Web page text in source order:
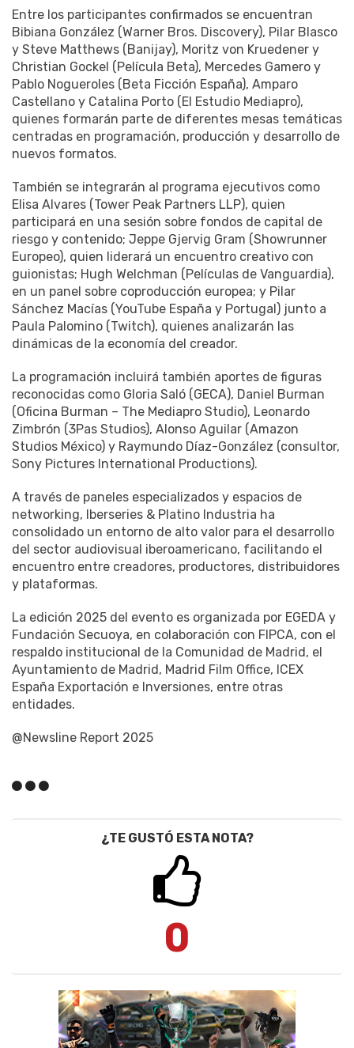
Entre los participantes confirmados se encuentran
Bibiana González (Warner Bros. Discovery), Pilar Blasco
y Steve Matthews (Banijay), Moritz von Kruedener y
Christian Gockel (Película Beta), Mercedes Gamero y
Pablo Nogueroles (Beta Ficción España), Amparo
Castellano y Catalina Porto (El Estudio Mediapro),
quienes formarán parte de diferentes mesas temáticas
centradas en programación, producción y desarrollo de
nuevos formatos.
También se integrarán al programa ejecutivos como
Elisa Alvares (Tower Peak Partners LLP), quien
participará en una sesión sobre fondos de capital de
riesgo y contenido; Jeppe Gjervig Gram (Showrunner
Europeo), quien liderará un encuentro creativo con
guionistas; Hugh Welchman (Películas de Vanguardia),
en un panel sobre coproducción europea; y Pilar
Sánchez Macías (YouTube España y Portugal) junto a
Paula Palomino (Twitch), quienes analizarán las
dinámicas de la economía del creador.
La programación incluirá también aportes de figuras
reconocidas como Gloria Saló (GECA), Daniel Burman
(Oficina Burman – The Mediapro Studio), Leonardo
Zimbrón (3Pas Studios), Alonso Aguilar (Amazon
Studios México) y Raymundo Díaz-González (consultor,
Sony Pictures International Productions).
A través de paneles especializados y espacios de
networking, Iberseries & Platino Industria ha
consolidado un entorno de alto valor para el desarrollo
del sector audiovisual iberoamericano, facilitando el
encuentro entre creadores, productores, distribuidores
y plataformas.
La edición 2025 del evento es organizada por EGEDA y
Fundación Secuoya, en colaboración con FIPCA, con el
respaldo institucional de la Comunidad de Madrid, el
Ayuntamiento de Madrid, Madrid Film Office, ICEX
España Exportación e Inversiones, entre otras
entidades.
@Newsline Report 2025
¿TE GUSTÓ ESTA NOTA?
0